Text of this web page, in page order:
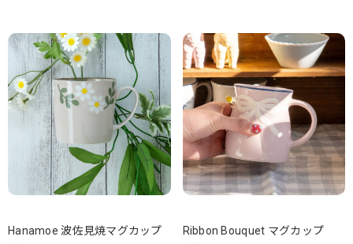
Hanamoe 波佐見焼マグカップ
Ribbon Bouquet マグカップ